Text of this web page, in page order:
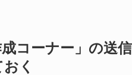
成コーナー」の送
く